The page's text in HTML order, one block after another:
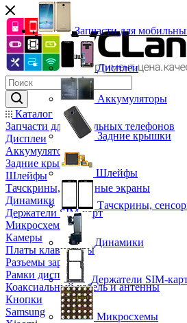
Каталог
Запчасти для мобильных телефонов
Дисплеи
Аккумуляторы
Задние крышки
Шлейфы
Тачскрины, сенсорные экраны
Динамики
Держатели SIM-карт
Микросхемы
Камеры
Платы клавиатуры
Разъемы зарядки
Рамки дисплея
Коаксиальный кабель и антенны
Кнопки
Samsung
Запчасти для
Дисплеи
Аккумуляторы
Задние крышки
Шлейфы
Тачскрины,
Динамики
Держатели SIM-
Микросхемы